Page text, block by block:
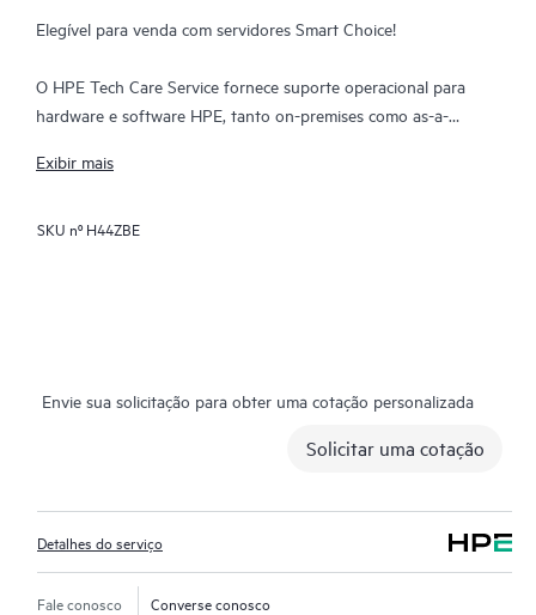
Elegível para venda com servidores Smart Choice!
O HPE Tech Care Service fornece suporte operacional para
hardware e software HPE, tanto on-premises como as-a-
focarem-se e a expandir o seu negócio principal, procurando
reativos. Este serviço oferece acesso direto a especialistas
operação, gestão e segurança dos seus produtos. Além disso, o
que oferece dados acionáveis, gestão de ativos, ferramentas de
Exibir mais
SKU nº H44ZBE
Envie sua solicitação para obter uma cotação personalizada
Solicitar uma cotação
Detalhes do serviço
Fale conosco Converse conosco